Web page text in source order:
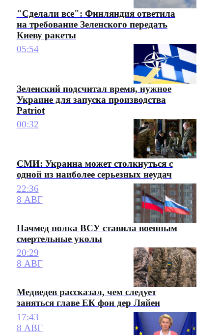
"Сделали все": Финляндия ответила
на требование Зеленского передать
Киеву ракеты
05:54
Зеленский подсчитал время, нужное
Украине для запуска производства
Patriot
00:32
СМИ: Украина может столкнуться с
одной из наиболее серьезных неудач
22:36
8 АВГ
Начмед полка ВСУ ставила военным
смертельные уколы
20:29
8 АВГ
Медведев рассказал, чем следует
заняться главе ЕК фон дер Ляйен
17:43
8 АВГ